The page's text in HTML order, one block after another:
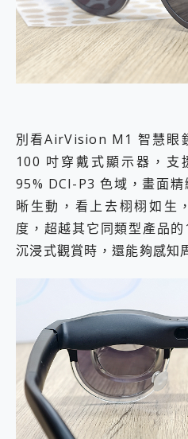
別看AirVision M1 智慧眼
100 吋穿戴式顯示器，支
95% DCI-P3 色域，畫面
晰生動，看上去栩栩如生
度，超越其它同類型產品
沉浸式觀賞時，還能夠感知